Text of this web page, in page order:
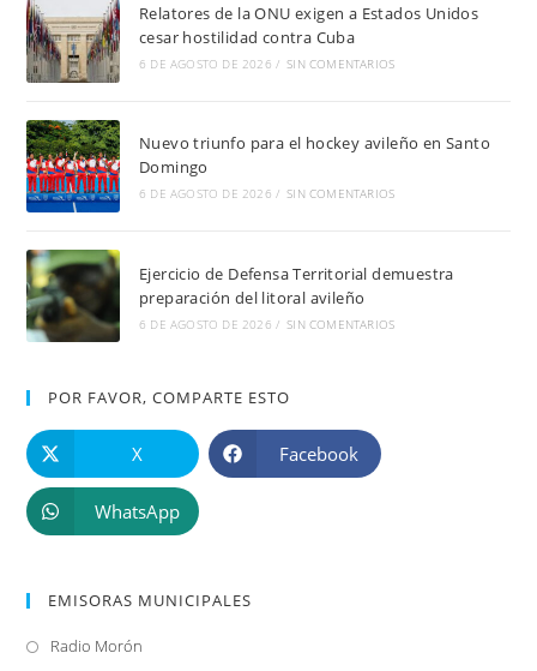
Relatores de la ONU exigen a Estados Unidos
cesar hostilidad contra Cuba
6 DE AGOSTO DE 2026 / SIN COMENTARIOS
Nuevo triunfo para el hockey avileño en Santo
Domingo
6 DE AGOSTO DE 2026 / SIN COMENTARIOS
Ejercicio de Defensa Territorial demuestra
preparación del litoral avileño
6 DE AGOSTO DE 2026 / SIN COMENTARIOS
POR FAVOR, COMPARTE ESTO
X Facebook
WhatsApp
EMISORAS MUNICIPALES
Radio Morón